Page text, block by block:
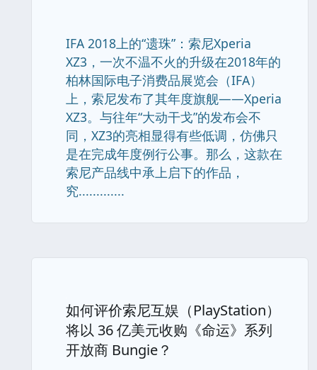
IFA 2018上的“遗珠”：索尼Xperia
XZ3，一次不温不火的升级在2018年的
柏林国际电子消费品展览会（IFA）
上，索尼发布了其年度旗舰——Xperia
XZ3。与往年“大动干戈”的发布会不
同，XZ3的亮相显得有些低调，仿佛只
是在完成年度例行公事。那么，这款在
索尼产品线中承上启下的作品，
究.............
如何评价索尼互娱（PlayStation）
将以 36 亿美元收购《命运》系列
开放商 Bungie？